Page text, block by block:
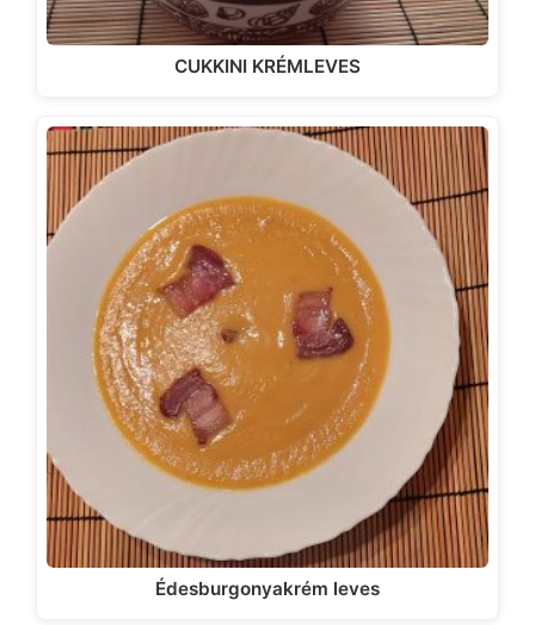
CUKKINI KRÉMLEVES
Édesburgonyakrém leves